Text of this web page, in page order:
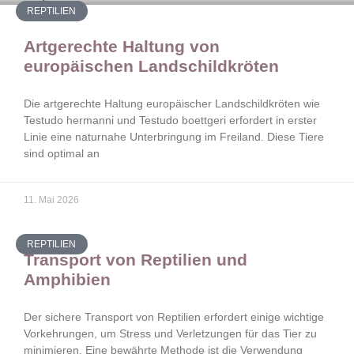
REPTILIEN
Artgerechte Haltung von
europäischen Landschildkröten
Die artgerechte Haltung europäischer Landschildkröten wie
Testudo hermanni und Testudo boettgeri erfordert in erster
Linie eine naturnahe Unterbringung im Freiland. Diese Tiere
sind optimal an
11. Mai 2026
REPTILIEN
Transport von Reptilien und
Amphibien
Der sichere Transport von Reptilien erfordert einige wichtige
Vorkehrungen, um Stress und Verletzungen für das Tier zu
minimieren. Eine bewährte Methode ist die Verwendung